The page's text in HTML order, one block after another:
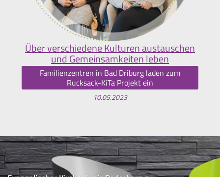
Über verschiedene Kulturen austauschen
und Gemeinsamkeiten leben
Familienzentren in Bad Driburg laden zum
Rucksack-KiTa Projekt ein
10.05.2023